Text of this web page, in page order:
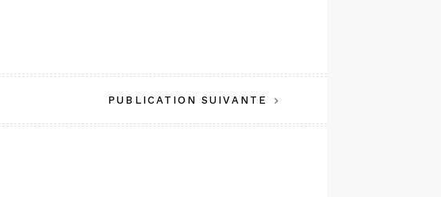
PUBLICATION SUIVANTE